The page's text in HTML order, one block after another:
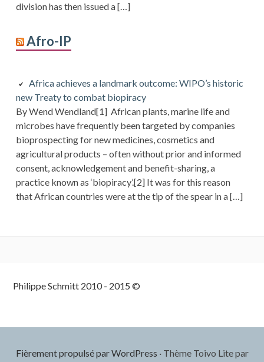
division has then issued a […]
Afro-IP
Africa achieves a landmark outcome: WIPO’s historic
new Treaty to combat biopiracy
By Wend Wendland[1] African plants, marine life and
microbes have frequently been targeted by companies
bioprospecting for new medicines, cosmetics and
agricultural products – often without prior and informed
consent, acknowledgement and benefit-sharing, a
practice known as ‘biopiracy’.[2] It was for this reason
that African countries were at the tip of the spear in a […]
Colonne
subsidiaire
Philippe Schmitt 2010 - 2015 ©
Fièrement propulsé par WordPress ·Thème Toivo Lite par